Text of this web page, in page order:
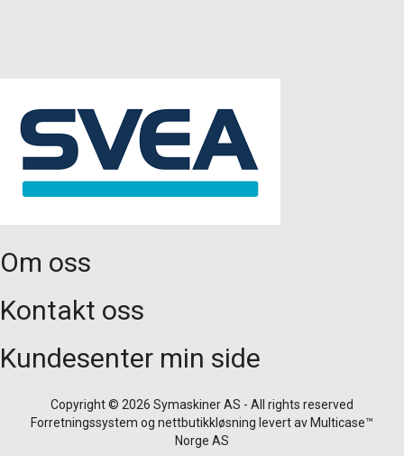
Om oss
Kontakt oss
Kundesenter min side
Copyright © 2026 Symaskiner AS - All rights reserved
Forretningssystem og nettbutikkløsning levert av Multicase™
Norge AS